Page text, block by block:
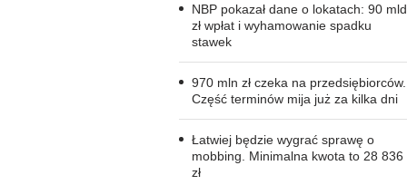
NBP pokazał dane o lokatach: 90 mld
zł wpłat i wyhamowanie spadku
stawek
970 mln zł czeka na przedsiębiorców.
Część terminów mija już za kilka dni
Łatwiej będzie wygrać sprawę o
mobbing. Minimalna kwota to 28 836
zł